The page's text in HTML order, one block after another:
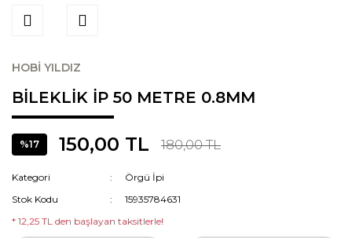
HOBİ YILDIZ
BİLEKLİK İP 50 METRE 0.8MM
%17 150,00 TL 180,00 TL
Kategori
Örgü İpi
Stok Kodu
15935784631
* 12,25 TL den başlayan taksitlerle!